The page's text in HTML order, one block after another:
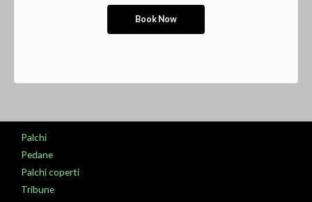
Palchi
Pedane
Palchi coperti
Tribune